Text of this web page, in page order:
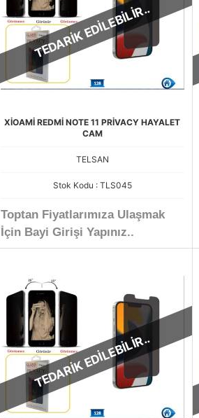
TEDARİK EDİLEBİLİR..
XİOAMİ REDMİ NOTE 11 PRİVACY HAYALET
CAM
TELSAN
Stok Kodu : TLS045
Toptan Fiyatlarımıza Ulaşmak
İçin Bayi Girişi Yapınız..
TEDARİK EDİLEBİLİR..